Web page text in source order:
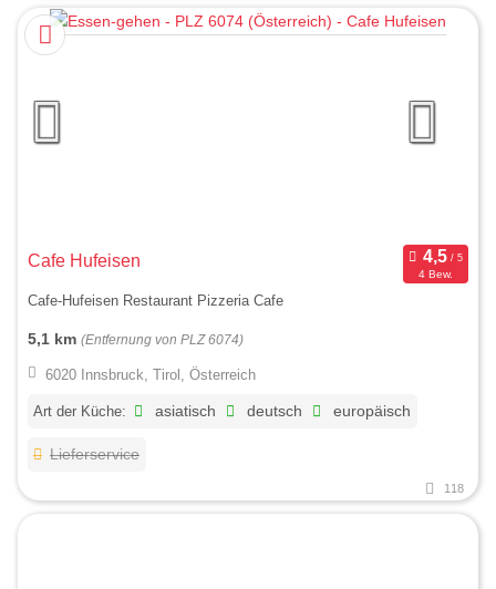
Cafe Hufeisen
4 Bew.
Cafe-Hufeisen Restaurant Pizzeria Cafe
5,1 km (Entfernung von PLZ 6074)
6020 Innsbruck, Tirol, Österreich
Art der Küche: asiatisch deutsch europäisch
Lieferservice
118